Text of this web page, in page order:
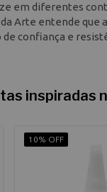
em diferentes
Arte entende que
confiança e
inspiradas
10% OFF